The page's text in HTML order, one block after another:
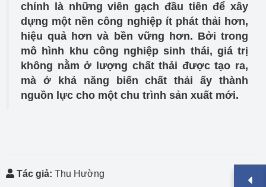
chính là những viên gạch đầu tiên để xây
dựng một nền công nghiệp ít phát thải hơn,
hiệu quả hơn và bền vững hơn. Bởi trong
mô hình khu công nghiệp sinh thái, giá trị
không nằm ở lượng chất thải được tạo ra,
mà ở khả năng biến chất thải ấy thành
nguồn lực cho một chu trình sản xuất mới.
Tác giả: Thu Hường